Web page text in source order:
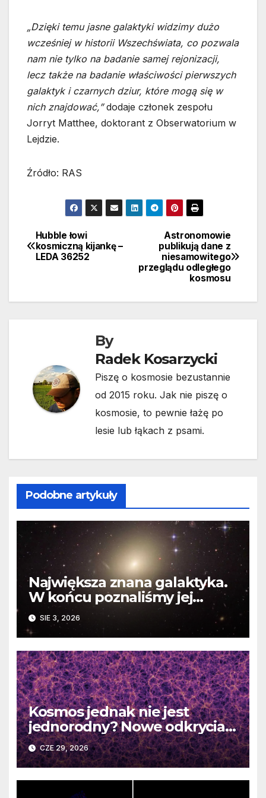
„Dzięki temu jasne galaktyki widzimy dużo
wcześniej w historii Wszechświata, co pozwala
nam nie tylko na badanie samej rejonizacji,
lecz także na badanie właściwości pierwszych
galaktyk i czarnych dziur, które mogą się w
nich znajdować,”dodaje członek zespołu
Jorryt Matthee, doktorant z Obserwatorium w
Lejdzie.
Źródło: RAS
Nawigacja
wpisu
Astronomowie
publikują dane z
niesamowitego
przeglądu odległego
kosmosu
Hubble łowi
kosmiczną kijankę –
LEDA 36252
By
Radek Kosarzycki
Piszę o kosmosie bezustannie
od 2015 roku. Jak nie piszę o
kosmosie, to pewnie łażę po
lesie lub łąkach z psami.
Podobne artykuły
Największa znana galaktyka.
W końcu poznaliśmy jej
faktyczne wymiary
SIE 3, 2026
Kosmos jednak nie jest
jednorodny? Nowe odkrycia
DESI burzą fundamentalne
zasady kosmologii
CZE 29, 2026